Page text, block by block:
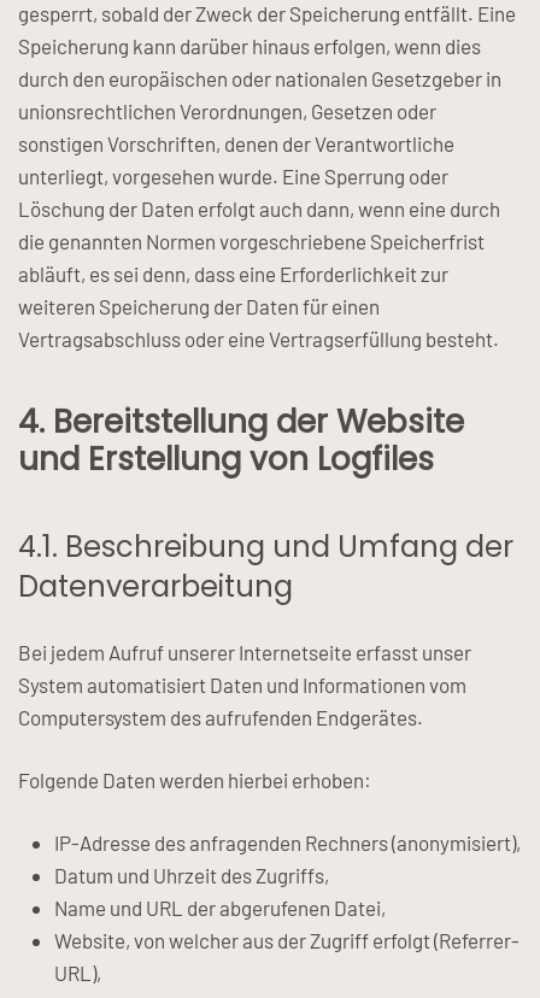
gesperrt, sobald der Zweck der Speicherung entfällt. Eine
Speicherung kann darüber hinaus erfolgen, wenn dies
durch den europäischen oder nationalen Gesetzgeber in
unionsrechtlichen Verordnungen, Gesetzen oder
sonstigen Vorschriften, denen der Verantwortliche
unterliegt, vorgesehen wurde. Eine Sperrung oder
Löschung der Daten erfolgt auch dann, wenn eine durch
die genannten Normen vorgeschriebene Speicherfrist
abläuft, es sei denn, dass eine Erforderlichkeit zur
weiteren Speicherung der Daten für einen
Vertragsabschluss oder eine Vertragserfüllung besteht.
4. Bereitstellung der Website
und Erstellung von Logfiles
4.1. Beschreibung und Umfang der
Datenverarbeitung
Bei jedem Aufruf unserer Internetseite erfasst unser
System automatisiert Daten und Informationen vom
Computersystem des aufrufenden Endgerätes.
Folgende Daten werden hierbei erhoben:
IP-Adresse des anfragenden Rechners (anonymisiert),
Datum und Uhrzeit des Zugriffs,
Name und URL der abgerufenen Datei,
Website, von welcher aus der Zugriff erfolgt (Referrer-
URL),